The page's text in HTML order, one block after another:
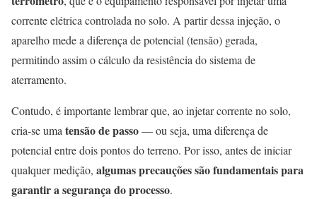
corrente elétrica controlada no solo. A partir dessa injeção, o
aparelho mede a diferença de potencial (tensão) gerada,
permitindo assim o cálculo da resistência do sistema de
aterramento.
Contudo, é importante lembrar que, ao injetar corrente no solo,
cria-se umatensão de passo— ou seja, uma diferença de
potencial entre dois pontos do terreno. Por isso, antes de iniciar
qualquer medição, algumas precauções são fundamentais para
garantir a segurança do processo.